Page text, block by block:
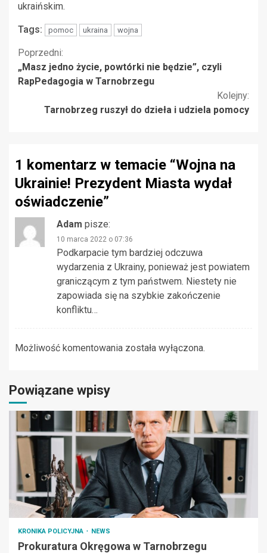
ukraińskim.
Tags: pomoc ukraina wojna
Kontynuuj
czytanie
Poprzedni:
„Masz jedno życie, powtórki nie będzie”, czyli
RapPedagogia w Tarnobrzegu
Kolejny:
Tarnobrzeg ruszył do dzieła i udziela pomocy
1 komentarz w temacie “Wojna na
Ukrainie! Prezydent Miasta wydał
oświadczenie”
Adam pisze:
10 marca 2022 o 07:36
Podkarpacie tym bardziej odczuwa
wydarzenia z Ukrainy, ponieważ jest powiatem
graniczącym z tym państwem. Niestety nie
zapowiada się na szybkie zakończenie
konfliktu…
Możliwość komentowania została wyłączona.
Powiązane wpisy
KRONIKA POLICYJNA NEWS
Prokuratura Okręgowa w Tarnobrzegu